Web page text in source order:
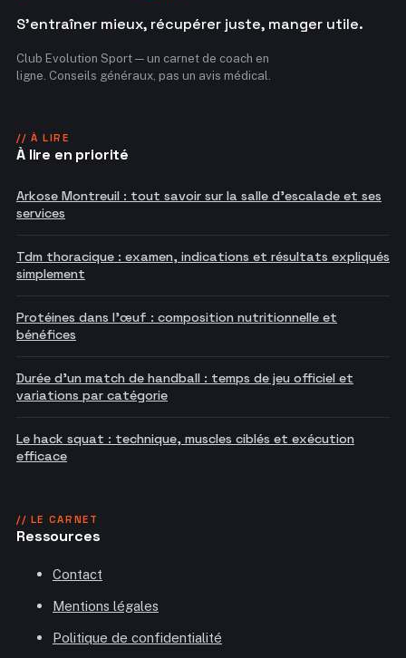
S'entraîner mieux, récupérer juste, manger utile.
Club Evolution Sport — un carnet de coach en
ligne. Conseils généraux, pas un avis médical.
// À LIRE
À lire en priorité
Arkose Montreuil : tout savoir sur la salle d'escalade et ses
services
Tdm thoracique : examen, indications et résultats expliqués
simplement
Protéines dans l'œuf : composition nutritionnelle et
bénéfices
Durée d'un match de handball : temps de jeu officiel et
variations par catégorie
Le hack squat : technique, muscles ciblés et exécution
efficace
// LE CARNET
Ressources
Contact
Mentions légales
Politique de confidentialité